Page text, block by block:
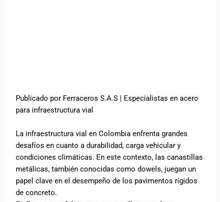
Publicado por Ferraceros S.A.S | Especialistas en acero
para infraestructura vial
La infraestructura vial en Colombia enfrenta grandes
desafíos en cuanto a durabilidad, carga vehicular y
condiciones climáticas. En este contexto, las canastillas
metálicas, también conocidas como dowels, juegan un
papel clave en el desempeño de los pavimentos rígidos
de concreto.